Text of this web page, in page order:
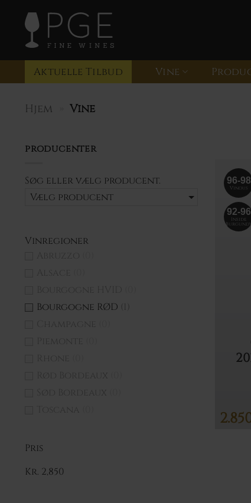
indhold
Aktuelle Tilbud Vine
Hjem Vine
producenter
Søg eller vælg producent.
Vælg producent
Vinregioner
Bourgogne RØD (1)
Pris
Kr. 2,850
96-98
Vinous
92-96
Inside